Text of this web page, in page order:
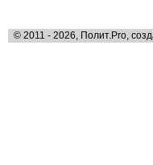
© 2011 - 2026, Полит.Pro,